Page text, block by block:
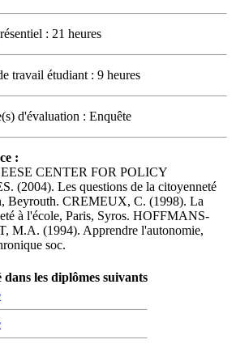
: 21 heures
travail étudiant : 9 heures
d'évaluation : Enquête
:
CENTER FOR POLICY
(2004). Les questions de la citoyenneté
Beyrouth. CREMEUX, C. (1998). La
à l'école, Paris, Syros. HOFFMANS-
M.A. (1994). Apprendre l'autonomie,
soc.
dans les diplômes suivants